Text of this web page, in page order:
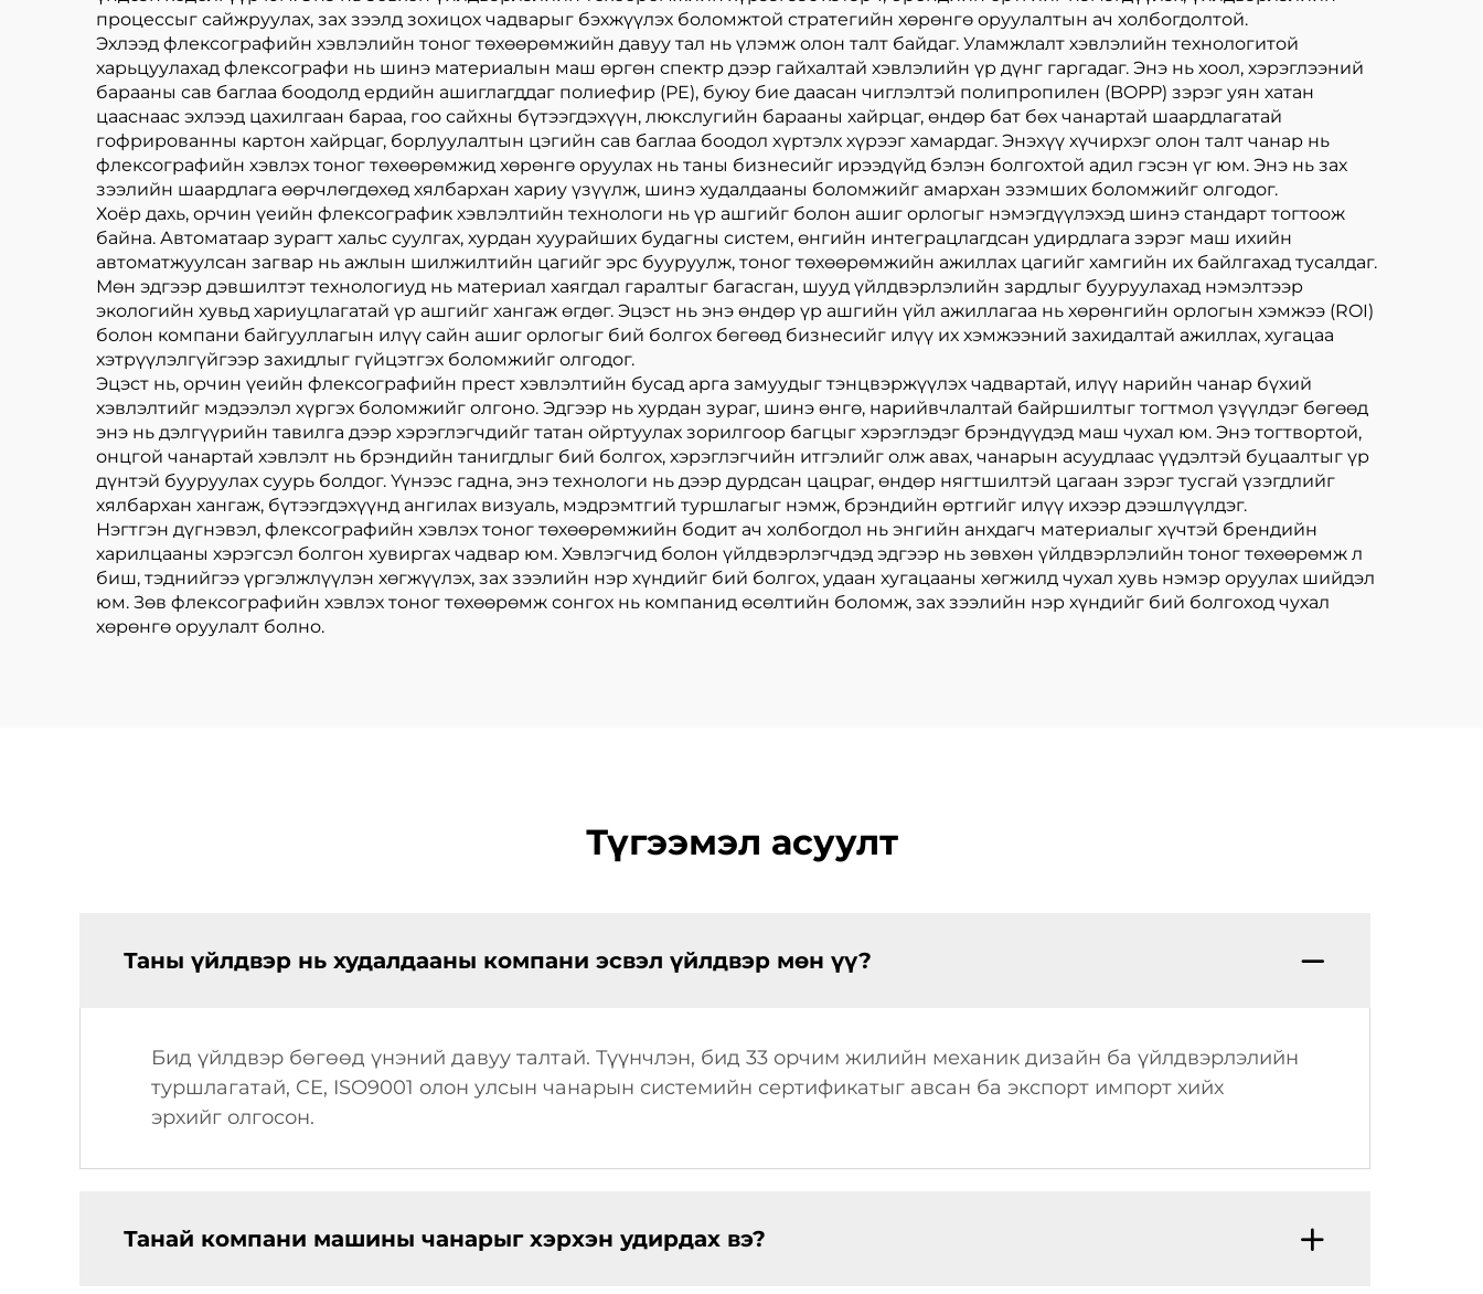
процессыг сайжруулах, зах зээлд зохицох чадварыг бэхжүүлэх боломжтой стратегийн хөрөнгө оруулалтын ач холбогдолтой.
Эхлээд флексографийн хэвлэлийн тоног төхөөрөмжийн давуу тал нь үлэмж олон талт байдаг. Уламжлалт хэвлэлийн технологитой
харьцуулахад флексографи нь шинэ материалын маш өргөн спектр дээр гайхалтай хэвлэлийн үр дүнг гаргадаг. Энэ нь хоол, хэрэглээний
барааны сав баглаа боодолд ердийн ашиглагддаг полиефир (PE), буюу бие даасан чиглэлтэй полипропилен (BOPP) зэрэг уян хатан
цааснаас эхлээд цахилгаан бараа, гоо сайхны бүтээгдэхүүн, люкслугийн барааны хайрцаг, өндөр бат бөх чанартай шаардлагатай
гофрированны картон хайрцаг, борлуулалтын цэгийн сав баглаа боодол хүртэлх хүрээг хамардаг. Энэхүү хүчирхэг олон талт чанар нь
флексографийн хэвлэх тоног төхөөрөмжид хөрөнгө оруулах нь таны бизнесийг ирээдүйд бэлэн болгохтой адил гэсэн үг юм. Энэ нь зах
зээлийн шаардлага өөрчлөгдөхөд хялбархан хариу үзүүлж, шинэ худалдааны боломжийг амархан эзэмших боломжийг олгодог.
Хоёр дахь, орчин үеийн флексографик хэвлэлтийн технологи нь үр ашгийг болон ашиг орлогыг нэмэгдүүлэхэд шинэ стандарт тогтоож
байна. Автоматаар зурагт хальс суулгах, хурдан хуурайших будагны систем, өнгийн интеграцлагдсан удирдлага зэрэг маш ихийн
автоматжуулсан загвар нь ажлын шилжилтийн цагийг эрс бууруулж, тоног төхөөрөмжийн ажиллах цагийг хамгийн их байлгахад тусалдаг.
Мөн эдгээр дэвшилтэт технологиуд нь материал хаягдал гаралтыг багасган, шууд үйлдвэрлэлийн зардлыг бууруулахад нэмэлтээр
экологийн хувьд хариуцлагатай үр ашгийг хангаж өгдөг. Эцэст нь энэ өндөр үр ашгийн үйл ажиллагаа нь хөрөнгийн орлогын хэмжээ (ROI)
болон компани байгууллагын илүү сайн ашиг орлогыг бий болгох бөгөөд бизнесийг илүү их хэмжээний захидалтай ажиллах, хугацаа
хэтрүүлэлгүйгээр захидлыг гүйцэтгэх боломжийг олгодог.
Эцэст нь, орчин үеийн флексографийн прест хэвлэлтийн бусад арга замуудыг тэнцвэржүүлэх чадвартай, илүү нарийн чанар бүхий
хэвлэлтийг мэдээлэл хүргэх боломжийг олгоно. Эдгээр нь хурдан зураг, шинэ өнгө, нарийвчлалтай байршилтыг тогтмол үзүүлдэг бөгөөд
энэ нь дэлгүүрийн тавилга дээр хэрэглэгчдийг татан ойртуулах зорилгоор багцыг хэрэглэдэг брэндүүдэд маш чухал юм. Энэ тогтвортой,
онцгой чанартай хэвлэлт нь брэндийн танигдлыг бий болгох, хэрэглэгчийн итгэлийг олж авах, чанарын асуудлаас үүдэлтэй буцаалтыг үр
дүнтэй бууруулах суурь болдог. Үүнээс гадна, энэ технологи нь дээр дурдсан цацраг, өндөр нягтшилтэй цагаан зэрэг тусгай үзэгдлийг
хялбархан хангаж, бүтээгдэхүүнд ангилах визуаль, мэдрэмтгий туршлагыг нэмж, брэндийн өртгийг илүү ихээр дээшлүүлдэг.
Нэгтгэн дүгнэвэл, флексографийн хэвлэх тоног төхөөрөмжийн бодит ач холбогдол нь энгийн анхдагч материалыг хүчтэй брендийн
харилцааны хэрэгсэл болгон хувиргах чадвар юм. Хэвлэгчид болон үйлдвэрлэгчдэд эдгээр нь зөвхөн үйлдвэрлэлийн тоног төхөөрөмж л
биш, тэднийгээ үргэлжлүүлэн хөгжүүлэх, зах зээлийн нэр хүндийг бий болгох, удаан хугацааны хөгжилд чухал хувь нэмэр оруулах шийдэл
юм. Зөв флексографийн хэвлэх тоног төхөөрөмж сонгох нь компанид өсөлтийн боломж, зах зээлийн нэр хүндийг бий болгоход чухал
хөрөнгө оруулалт болно.
Түгээмэл асуулт
Таны үйлдвэр нь худалдааны компани эсвэл үйлдвэр мөн үү?
Бид үйлдвэр бөгөөд үнэний давуу талтай. Түүнчлэн, бид 33 орчим жилийн механик дизайн ба үйлдвэрлэлийн
туршлагатай, CE, ISO9001 олон улсын чанарын системийн сертификатыг авсан ба экспорт импорт хийх
эрхийг олгосон.
Танай компани машины чанарыг хэрхэн удирдах вэ?